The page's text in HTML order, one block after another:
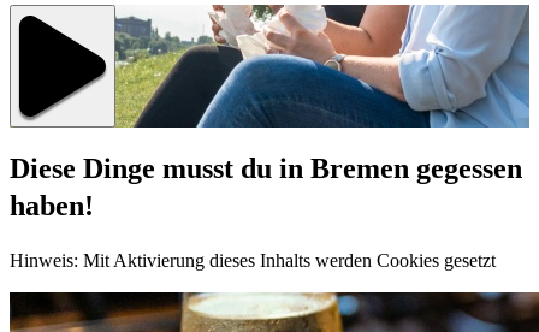
Diese Dinge musst du in Bremen gegessen
haben!
Hinweis: Mit Aktivierung dieses Inhalts werden Cookies gesetzt